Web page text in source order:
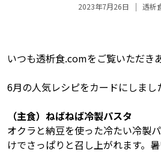
2023年7月26日 ｜ 透析
いつも透析食.comをご覧いただき
6月の人気レシピをカードにしまし
（主食）ねばねば冷製パスタ
オクラと納豆を使った冷たい冷製
けでさっぱりと召し上がれます。